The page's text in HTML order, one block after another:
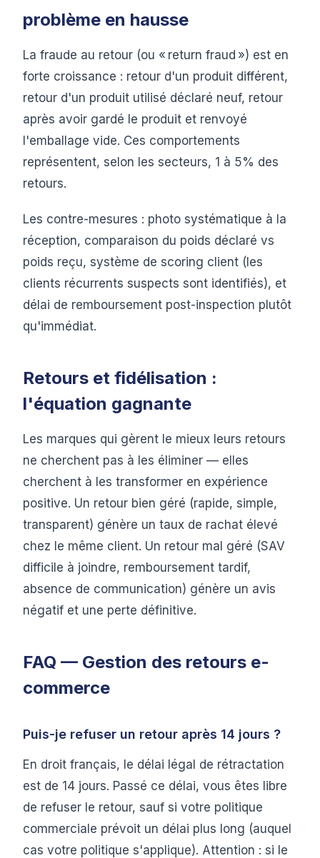
problème en hausse
La fraude au retour (ou « return fraud ») est en
forte croissance : retour d'un produit différent,
retour d'un produit utilisé déclaré neuf, retour
après avoir gardé le produit et renvoyé
l'emballage vide. Ces comportements
représentent, selon les secteurs, 1 à 5% des
retours.
Les contre-mesures : photo systématique à la
réception, comparaison du poids déclaré vs
poids reçu, système de scoring client (les
clients récurrents suspects sont identifiés), et
délai de remboursement post-inspection plutôt
qu'immédiat.
Retours et fidélisation :
l'équation gagnante
Les marques qui gèrent le mieux leurs retours
ne cherchent pas à les éliminer — elles
cherchent à les transformer en expérience
positive. Un retour bien géré (rapide, simple,
transparent) génère un taux de rachat élevé
chez le même client. Un retour mal géré (SAV
difficile à joindre, remboursement tardif,
absence de communication) génère un avis
négatif et une perte définitive.
FAQ — Gestion des retours e-
commerce
Puis-je refuser un retour après 14 jours ?
En droit français, le délai légal de rétractation
est de 14 jours. Passé ce délai, vous êtes libre
de refuser le retour, sauf si votre politique
commerciale prévoit un délai plus long (auquel
cas votre politique s'applique). Attention : si le